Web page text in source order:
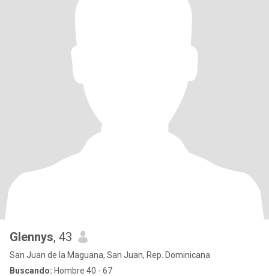
Glennys, 43
San Juan de la Maguana, San Juan, Rep. Dominicana
Buscando: Hombre 40 - 67